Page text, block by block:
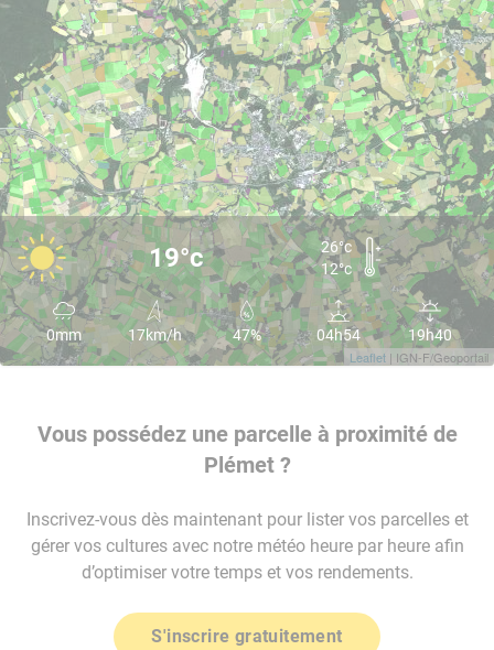
Leaflet | IGN-F/Geoportail
19°c
26°c
12°c
0mm 17km/h 47% 04h54 19h40
Vous possédez une parcelle à proximité de
Plémet ?
Inscrivez-vous dès maintenant pour lister vos parcelles et
gérer vos cultures avec notre météo heure par heure afin
d’optimiser votre temps et vos rendements.
S'inscrire gratuitement